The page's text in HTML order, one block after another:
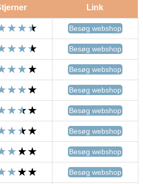
Link
Besøg webshop
Besøg webshop
Besøg webshop
Besøg webshop
Besøg webshop
Besøg webshop
Besøg webshop
Besøg webshop